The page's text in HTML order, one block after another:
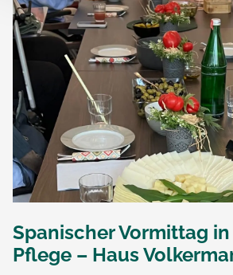
Spanischer Vormittag
Pflege – Haus